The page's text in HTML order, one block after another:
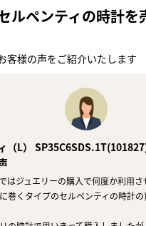
ルペンティの時計を
客様の声をご紹介いたします
（L）
はジュエリーの購入で何度か利用
巻くタイプのセルペンティの時計